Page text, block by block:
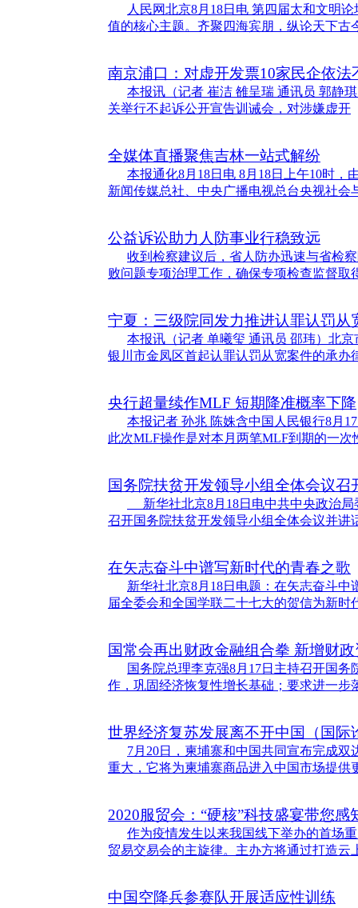
人民网北京8月18日电 第四届太和文明
值的核心主题。齐聚四海宾朋，纵论天下古
南京浦口：对虚开发票10家民企依
本报讯（记者 崔洁 雒呈瑞 通讯员 郭静
关举行不起诉公开宣告训诫会，对涉嫌虚开
全媒体直播聚焦吉林一站式解纷
本报通化8月18日电 8月18日上午10时
新闻传媒总社、中央广播电视总台央视社会
公益诉讼助力人防事业行稳致远
收到检察建议后，省人防办迅速与省检
败问题专项治理工作，确保专项检查监督取
宁夏：三级院同发力推进认罪认罚从
本报讯（记者 单曦玺 通讯员 邵玮）北
银川市金凤区首起认罪认罚从宽案件的承办
央行超量续作MLF 短期降准概率下降
本报记者 孙兆 陈姝含中国人民银行8月
此次MLF操作是对本月两笔MLF到期的一次
国务院扶贫开发领导小组全体会议召
新华社北京8月18日电中共中央政治局
召开国务院扶贫开发领导小组全体会议并讲
在矢志奋斗中谱写新时代的青春之歌
新华社北京8月18日电题：在矢志奋斗
届全委会和全国学联二十七大的贺信为新时
国常会再出财政金融组合拳 新增财
国务院总理李克强8月17日主持召开国
作，巩固经济恢复性增长基础；要求进一步
世界经济复苏发展离不开中国（国际
7月20日，柬埔寨和中国共同宣布完成
重大，它将为柬埔寨商品进入中国市场提供
2020服贸会：“硬核”科技盛宴带您感
作为疫情发生以来我国线下举办的首场
贸易交易会的主旋律。主办方将通过打造云
中国空降兵参赛队开展适应性训练